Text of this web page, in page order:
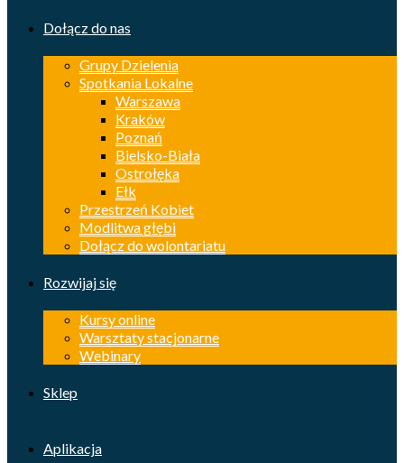
Dołącz do nas
Grupy Dzielenia
Spotkania Lokalne
Warszawa
Kraków
Poznań
Bielsko-Biała
Ostrołęka
Ełk
Przestrzeń Kobiet
Modlitwa głębi
Dołącz do wolontariatu
Rozwijaj się
Kursy online
Warsztaty stacjonarne
Webinary
Sklep
Aplikacja